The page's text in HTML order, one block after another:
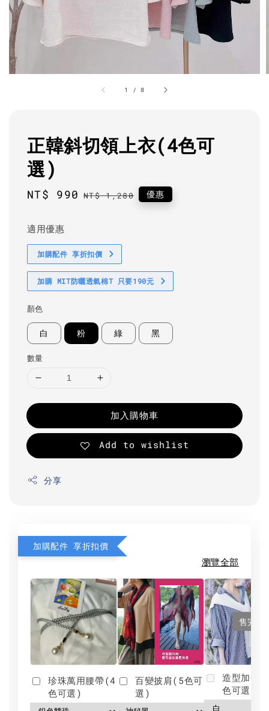
1 / 8
正韓斜切領上衣(4色可
選)
Sale
NT$ 990 Regular
NT$ 1,280 優惠
適用優惠
加購配件 享折扣價
加購 MIT防曬透氣棉T 只要190元
顏色
白 粉 綠 黑
數量
加入購物車
Add to wishlist
分享
加購配件 享折扣價
瀏覽全部
珍珠萬用腰帶(4
色可選)
百變披肩(5色可
選)
售完
造型加分
色可選)